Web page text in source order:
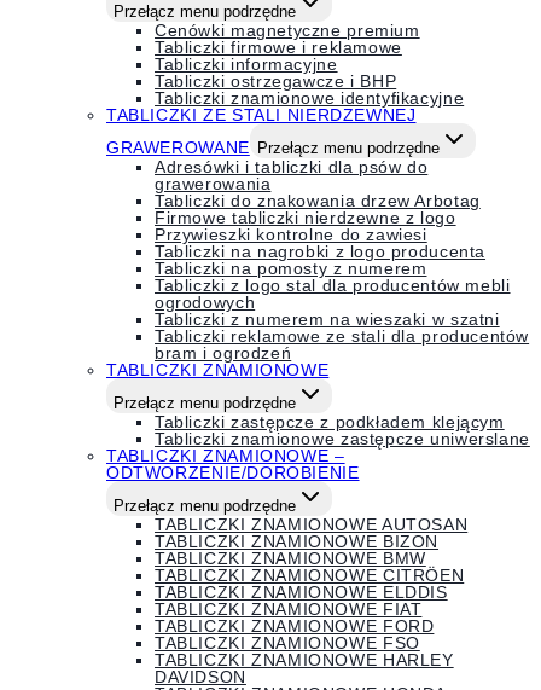
Przełącz menu podrzędne
Cenówki magnetyczne premium
Tabliczki firmowe i reklamowe
Tabliczki informacyjne
Tabliczki ostrzegawcze i BHP
Tabliczki znamionowe identyfikacyjne
TABLICZKI ZE STALI NIERDZEWNEJ
GRAWEROWANE Przełącz menu podrzędne
Adresówki i tabliczki dla psów do
grawerowania
Tabliczki do znakowania drzew Arbotag
Firmowe tabliczki nierdzewne z logo
Przywieszki kontrolne do zawiesi
Tabliczki na nagrobki z logo producenta
Tabliczki na pomosty z numerem
Tabliczki z logo stal dla producentów mebli
ogrodowych
Tabliczki z numerem na wieszaki w szatni
Tabliczki reklamowe ze stali dla producentów
bram i ogrodzeń
TABLICZKI ZNAMIONOWE
Przełącz menu podrzędne
Tabliczki zastępcze z podkładem klejącym
Tabliczki znamionowe zastępcze uniwerslane
TABLICZKI ZNAMIONOWE –
ODTWORZENIE/DOROBIENIE
Przełącz menu podrzędne
TABLICZKI ZNAMIONOWE AUTOSAN
TABLICZKI ZNAMIONOWE BIZON
TABLICZKI ZNAMIONOWE BMW
TABLICZKI ZNAMIONOWE CITRÖEN
TABLICZKI ZNAMIONOWE ELDDIS
TABLICZKI ZNAMIONOWE FIAT
TABLICZKI ZNAMIONOWE FORD
TABLICZKI ZNAMIONOWE FSO
TABLICZKI ZNAMIONOWE HARLEY
DAVIDSON